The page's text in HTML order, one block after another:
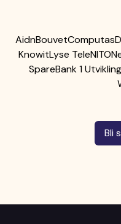
AidnBouvetComputas
KnowitLyse TeleNITO
SpareBank 1 Utvikling
Bli